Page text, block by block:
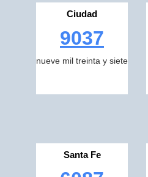
Ciudad
9037
nueve mil treinta y siete
Santa Fe